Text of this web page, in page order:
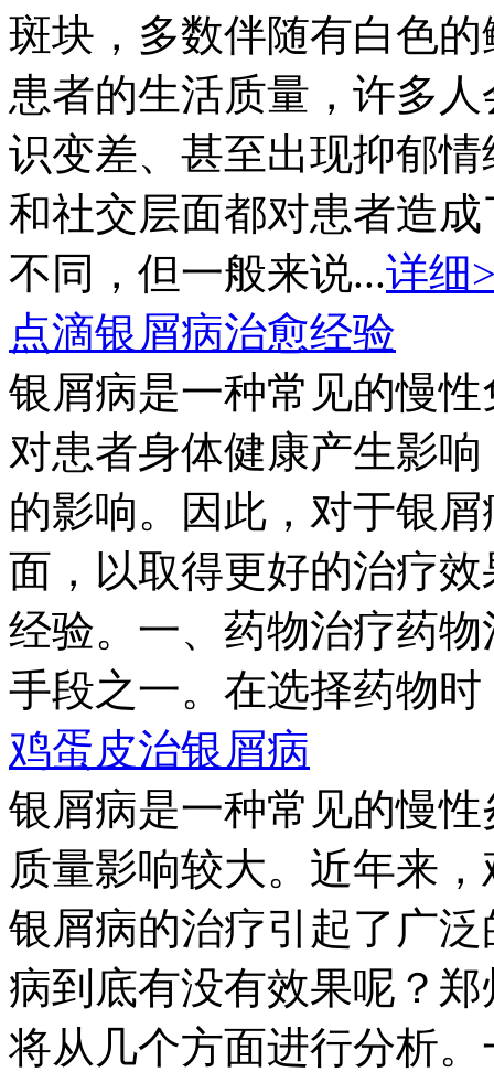
斑块，多数伴随有白色
患者的生活质量，许多
识变差、甚至出现抑郁
和社交层面都对患者造
不同，但一般来说...详细
点滴银屑病治愈经验
银屑病是一种常见的慢
对患者身体健康产生影
的影响。因此，对于银
面，以取得更好的治疗
经验。一、药物治疗药
手段之一。在选择药物
鸡蛋皮治银屑病
银屑病是一种常见的慢
质量影响较大。近年来
银屑病的治疗引起了广
病到底有没有效果呢？
将从几个方面进行分析